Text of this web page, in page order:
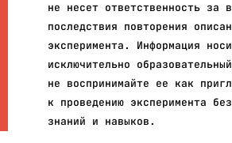
не несет ответственность за
последствия повторения
эксперимента. Информация
исключительно
не воспринимайте ее как
к проведению эксперимента
знаний и навыков.